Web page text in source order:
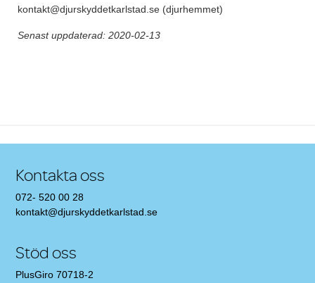
kontakt@djurskyddetkarlstad.se (djurhemmet)
Senast uppdaterad: 2020-02-13
Kontakta oss
072- 520 00 28
kontakt@djurskyddetkarlstad.se
Stöd oss
PlusGiro 70718-2